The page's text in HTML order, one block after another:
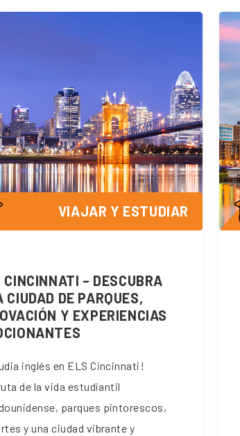
VIAJAR Y ESTUDIAR
CINCINNATI – DESCUBRA
CIUDAD DE PARQUES,
Y EXPERIENCIAS
inglés en ELS Cincinnati!
de la vida estudiantil
parques pintorescos,
y una ciudad vibrante y